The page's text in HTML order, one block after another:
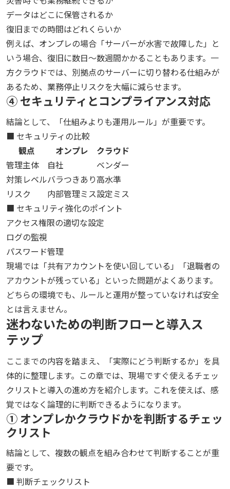
データはどこに保管されるか
復旧までの時間はどれくらいか
例えば、オンプレの場合「サーバーが水害で故障した」と
いう場合、復旧に数日〜数週間かかることもあります。一
方クラウドでは、別拠点のサーバーに切り替わる仕組みが
あるため、業務停止リスクを大幅に減らせます。
④ セキュリティとコンプライアンス対応
結論として、「仕組みよりも運用ルール」が重要です。
■ セキュリティの比較
観点
オンプレ
クラウド
管理主体
自社
ベンダー
対策レベルバラつきあり高水準
リスク
内部管理ミス設定ミス
■ セキュリティ強化のポイント
アクセス権限の適切な設定
ログの監視
パスワード管理
現場では「共有アカウントを使い回している」「退職者の
アカウントが残っている」といった問題がよくあります。
どちらの環境でも、ルールと運用が整っていなければ安全
とは言えません。
迷わないための判断フローと導入ス
テップ
ここまでの内容を踏まえ、「実際にどう判断するか」を具
体的に整理します。この章では、現場ですぐ使えるチェッ
クリストと導入の進め方を紹介します。これを使えば、感
覚ではなく論理的に判断できるようになります。
① オンプレかクラウドかを判断するチェッ
クリスト
結論として、複数の観点を組み合わせて判断することが重
要です。
■ 判断チェックリスト